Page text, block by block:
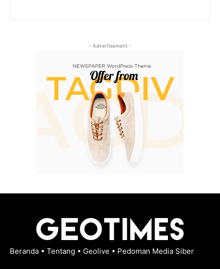
- Advertisement -
Beranda • Tentang • Geolive • Pedoman Media Siber